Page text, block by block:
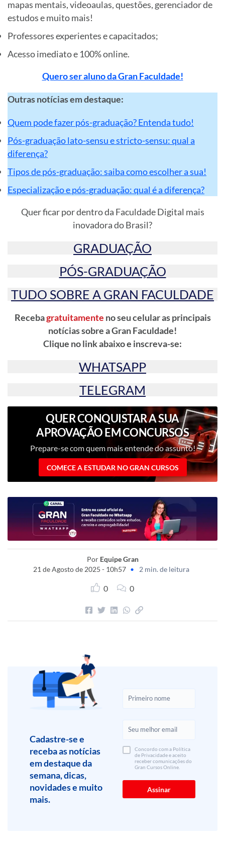
mapas mentais, videoaulas, questões, gerenciador de
estudos e muito mais!
Professores experientes e capacitados;
Acesso imediato e 100% online.
Quero ser aluno da Gran Faculdade!
Outras notícias em destaque:
Quem pode fazer pós-graduação? Entenda tudo!
Pós-graduação lato-sensu e stricto-sensu: qual a
diferença?
Tipos de pós-graduação: saiba como escolher a sua!
Especialização e pós-graduação: qual é a diferença?
Quer ficar por dentro da Faculdade Digital mais
inovadora do Brasil?
GRADUAÇÃO
PÓS-GRADUAÇÃO
TUDO SOBRE A GRAN FACULDADE
Recebagratuitamente no seu celular as principais
notícias sobre a Gran Faculdade!
Clique no link abaixo e inscreva-se:
WHATSAPP
TELEGRAM
QUER CONQUISTAR A SUA
APROVAÇÃO EM CONCURSOS
PÚBLICOS?
Prepare-se com quem mais entende do assunto!
COMECE A ESTUDAR NO GRAN CURSOS
Por Equipe Gran
21 de Agosto de 2025 - 10h57 • 2 min. de leitura
0 0
Cadastre-se e
receba as notícias
em destaque da
semana, dicas,
novidades e muito
mais.
Concordo com a Política
de Privacidade e aceito
receber comunicações do
Gran Cursos Online.